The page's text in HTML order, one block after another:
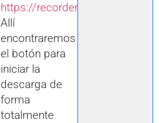
https://recorder.iobit.com/es/
Allí
encontraremos
el botón para
iniciar la
descarga de
forma
totalmente